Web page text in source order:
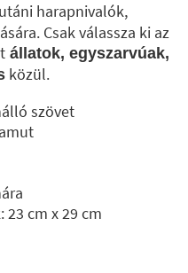
utáni harapnivalók,
Csak válassza ki az
állatok, egyszarvúak,
közül.
szövet
23 cm x 29 cm